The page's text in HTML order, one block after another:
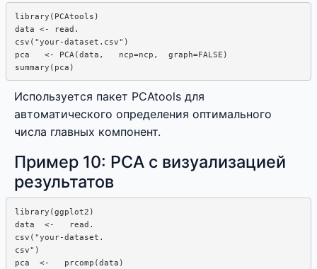
library(PCAtools)
data <- read.
csv("your-dataset.csv")
pca   <- PCA(data,   ncp=ncp,  graph=FALSE)
Используется пакет PCAtools для
автоматического определения оптимального
числа главных компонент.
Пример 10: PCA с визуализацией
результатов
library(ggplot2)
data  <-   read.
csv("your-dataset.
csv")
pca  <-   prcomp(data)